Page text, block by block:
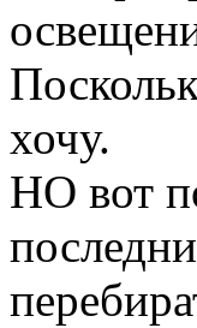
хочу.
НО вот